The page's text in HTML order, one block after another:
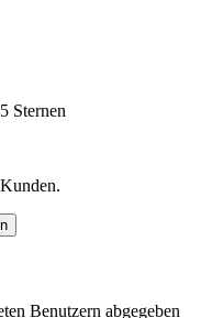
Sternen
Benutzern abgegeben